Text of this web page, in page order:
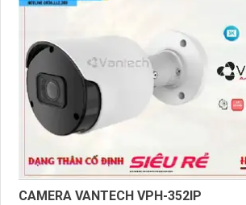
CAMERA VANTECH VPH-352IP